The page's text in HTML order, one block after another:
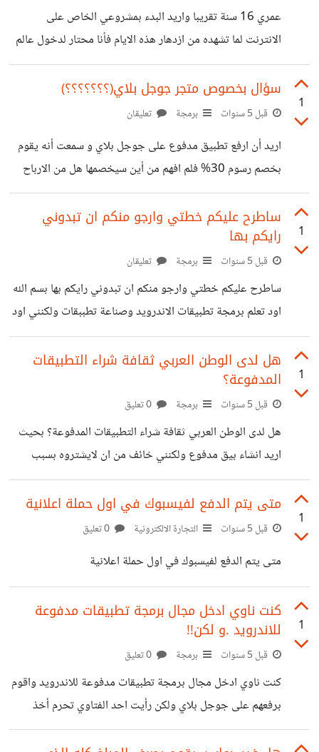
عمري 16 سنة تقريبا واريد البدء بمشروعي الخاص على
الانترنت لما تشهده من ازدهار هذه الايام فأنا محتار لدخول عالم
البرمجة اسمعه الكثير يقولون صعب وياخذ وقت ويجب ان
تطون ذكي وتعرف الرياضيات فهل هذا صحيح ؟ وهل فيه ارباح
اكثر من التجارة الالكترونية؟ وماهو الافضل
1
سؤال بخصوص متجر جوجل بلاي(؟؟؟؟؟؟؟)
قبل 5 سنوات برمجة تعليقان
اريد أن ارفع تطبيق مدفوع على جوجل بلاي و سمعت أنه يقوم
بخصم رسوم 30% فلم افهم من أين سيخصمها هل من الارباح
الكلية ام من مبلغ التطبيق مثلا تطبيق يساوي 10 دولار يقوم
باخذ 3 دولار و7 دولار لي فارجو التوضيح وجزاكم الله خيرا
1
ساطرح عليكم خطتي وارجو منكم ان تبدوني
رايكم بها
قبل 5 سنوات برمجة تعليقان
ساطرح عليكم خطتي وارجو منكم ان تبدوني رايكم بها بسم الله
اود تعلم برمجة تطبيقات الاندرويد وصناعة تطببقات ولكنني اود
رفعها على موقعي الخاص بحيث عند انشاء التطبيق اقوم بإنشاء
موقع خاص لشراء التطبيق من خلاله هل هي فكرة ناجحة
وتستحق اني اضع عليها وقتي ام لا
1
هل لدى الوطن العربي ثقافة شراء التطبيقات
المدفوعة؟
قبل 5 سنوات برمجة
هل لدى الوطن العربي ثقافة شراء التطبيقات المدفوعة؟ بحيث
اريد انشاء بيق مدفوع ولكنني خائف من ان لايشتروه بسبب
فكرة ان الوطن العربي ليس لديه ثقافة شراء التطبيقات ام انا
مخطأ ارجو افادتنا
1
متى يتم الدفع لفيسبوك في اول حملة اعلانية
قبل 5 سنوات التجارة الالكترونية
متى يتم الدفع لفيسبوك في اول حملة اعلانية
1
كنت ناوي ادخل مجال برمجة تطبيقات مدفوعة
للاندرويد .و لكن!!
قبل 5 سنوات برمجة
كنت ناوي ادخل مجال برمجة تطبيقات مدفوعة للاندرويد واقوم
برفعهم على جوجل بلاي ولكن رأيت احد الفتاوي تحرم أخذ
الاجرة على شكل نسبة لان جوجل بلاي يأخذ 30% من كل عملية